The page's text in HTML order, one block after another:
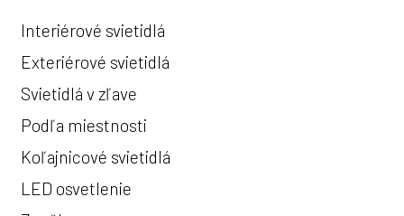
Interiérové svietidlá
Exteriérové svietidlá
Svietidlá v zľave
Podľa miestnosti
Koľajnicové svietidlá
LED osvetlenie